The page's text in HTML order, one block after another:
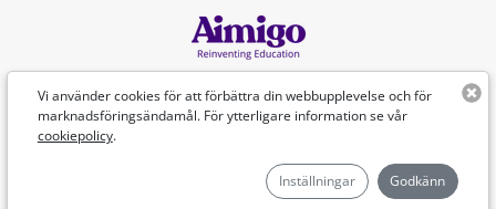
Vi använder cookies för att förbättra din webbupplevelse och för
marknadsföringsändamål. För ytterligare information se vår
cookiepolicy.
Inställningar Godkänn
Svenska